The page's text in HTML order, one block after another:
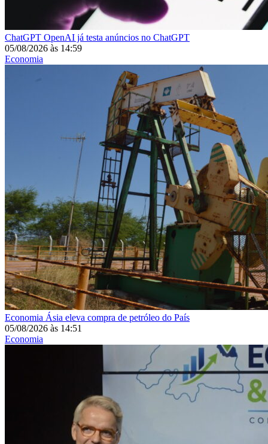
ChatGPT OpenAI já testa anúncios no ChatGPT
05/08/2026 às 14:59
Economia
Economia Ásia eleva compra de petróleo do País
05/08/2026 às 14:51
Economia